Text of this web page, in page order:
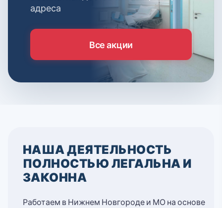
адреса
Все акции
НАША ДЕЯТЕЛЬНОСТЬ
ПОЛНОСТЬЮ ЛЕГАЛЬНА И
ЗАКОННА
Работаем в Нижнем Новгороде и МО на основе